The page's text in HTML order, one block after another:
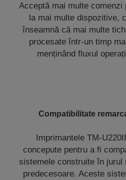
Acceptă mai multe comenzi
la mai multe dispozitive,
înseamnă că mai multe
procesate într-un timp
menținând fluxul
Compatibilitate
Imprimantele TM-
concepute pentru a fi
sistemele construite în jurul
predecesoare. Aceste